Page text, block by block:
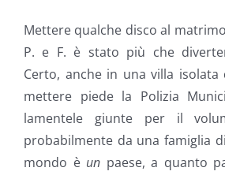
confine
Mettere qualche disco al
P. e F. è stato più che
Certo, anche in una villa
mettere piede la Polizia
lamentele giunte per il
probabilmente da una famiglia
mondo è un paese, a quanto